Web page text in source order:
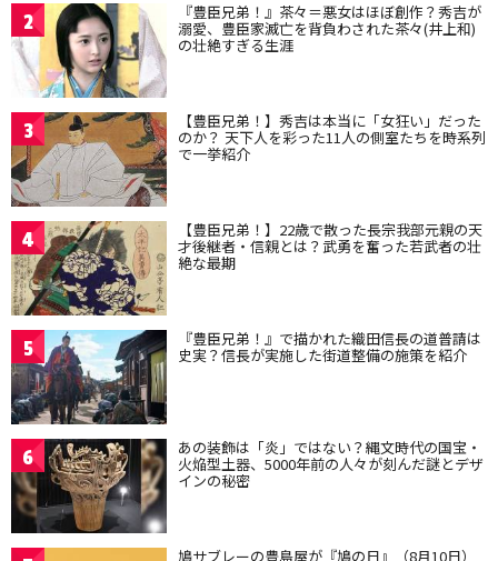
2 『豊臣兄弟！』茶々＝悪女はほぼ創作？秀吉が
溺愛、豊臣家滅亡を背負わされた茶々(井上和)
の壮絶すぎる生涯
3 【豊臣兄弟！】秀吉は本当に「女狂い」だった
のか？ 天下人を彩った11人の側室たちを時系列
で一挙紹介
4 【豊臣兄弟！】22歳で散った長宗我部元親の天
才後継者・信親とは？武勇を奮った若武者の壮
絶な最期
5 『豊臣兄弟！』で描かれた織田信長の道普請は
史実？信長が実施した街道整備の施策を紹介
6 あの装飾は「炎」ではない？縄文時代の国宝・
火焔型土器、5000年前の人々が刻んだ謎とデザ
インの秘密
鳩サブレーの豊島屋が『鳩の日』（8月10日）